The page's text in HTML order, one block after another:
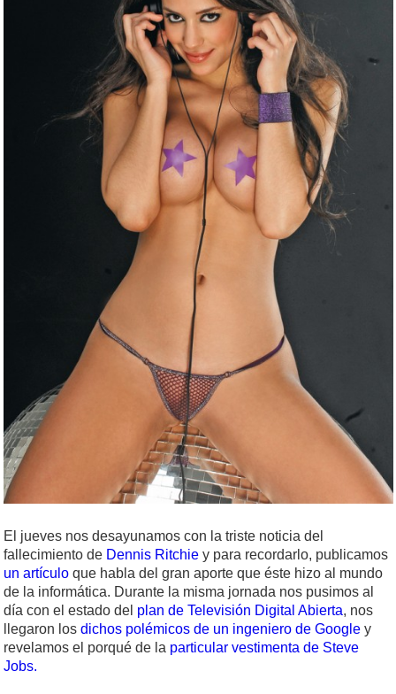
El jueves nos desayunamos con la triste noticia del
fallecimiento de Dennis Ritchie y para recordarlo, publicamos
un artículo que habla del gran aporte que éste hizo al mundo
de la informática. Durante la misma jornada nos pusimos al
día con el estado del plan de Televisión Digital Abierta, nos
llegaron los dichos polémicos de un ingeniero de Google y
revelamos el porqué de la particular vestimenta de Steve
Jobs.